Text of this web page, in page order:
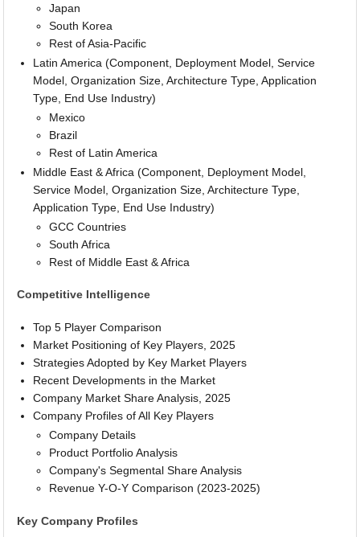
Japan
South Korea
Rest of Asia-Pacific
Latin America (Component, Deployment Model, Service
Model, Organization Size, Architecture Type, Application
Type, End Use Industry)
Mexico
Brazil
Rest of Latin America
Middle East & Africa (Component, Deployment Model,
Service Model, Organization Size, Architecture Type,
Application Type, End Use Industry)
GCC Countries
South Africa
Rest of Middle East & Africa
Competitive Intelligence
Top 5 Player Comparison
Market Positioning of Key Players, 2025
Strategies Adopted by Key Market Players
Recent Developments in the Market
Company Market Share Analysis, 2025
Company Profiles of All Key Players
Company Details
Product Portfolio Analysis
Company's Segmental Share Analysis
Revenue Y-O-Y Comparison (2023-2025)
Key Company Profiles